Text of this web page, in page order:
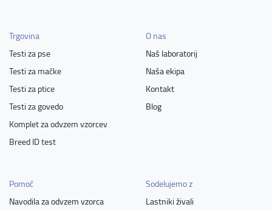
Trgovina
Testi za pse
Testi za mačke
Testi za ptice
Testi za govedo
Komplet za odvzem vzorcev
Breed ID test
O nas
Naš laboratorij
Naša ekipa
Kontakt
Blog
Pomoč
Navodila za odvzem vzorca
Sodelujemo z
Lastniki živali